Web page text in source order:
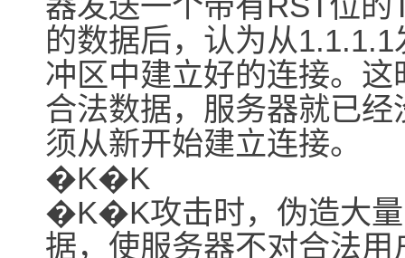
的数据后，认为从
冲区中建立好的连接。
合法数据，服务器就已
须从新开始建立连接。
�K�K
�K�K攻击时，伪造大量
据，使服务器不对合法用